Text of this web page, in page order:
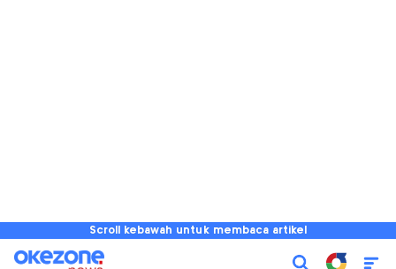
Scroll kebawah untuk membaca artikel